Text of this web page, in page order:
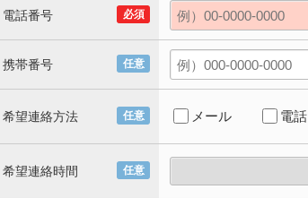
必須
電話番号
任意
携帯番号
任意
希望連絡方法 メール 電話
任意
希望連絡時間